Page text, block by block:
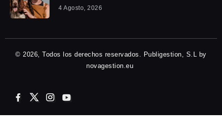
4 Agosto, 2026
© 2026, Todos los derechos reservados. Publigestion, S.L by
novagestion.eu